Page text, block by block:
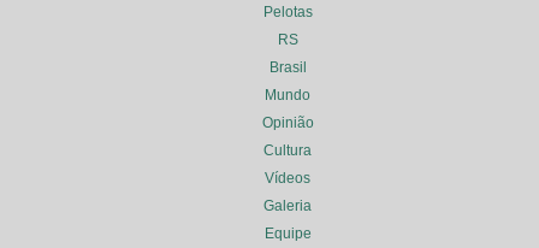
Pelotas
RS
Brasil
Mundo
Opinião
Cultura
Vídeos
Galeria
Equipe